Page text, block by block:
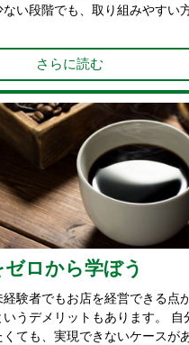
い段階でも、取り組みやすい
さらに読む
ロから学ぼう
験者でもお店を経営できる点
うデメリットもあります。 自
ても、実現できないケースが